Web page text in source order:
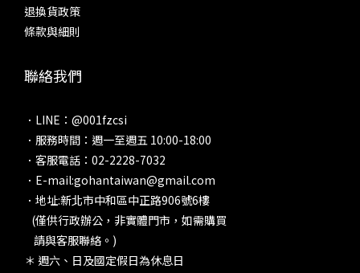
退換貨政策
條款與細則
聯絡我們
．LINE：@001fzcsi
．服務時間：週一至週五 10:00-18:00
．客服電話：02-2228-7032
．E-mail:gohantaiwan@gmail.com
．地址:新北市中和區中正路906號6樓
(僅供行政辦公，非實體門市，如需購買
請與客服聯絡。)
＊ 週六、日及國定假日為休息日